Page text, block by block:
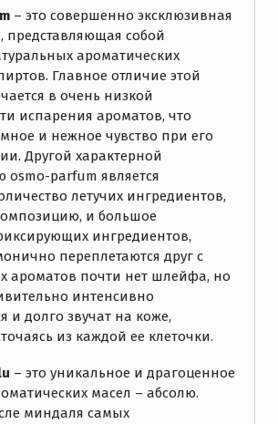
– это совершенно эксклюзивная
собой
ароматических
Главное отличие этой
в очень низкой
испарения ароматов, что
и нежное чувство при его
Другой характерной
оsmo-parfum является
летучих ингредиентов,
и большое
ингредиентов,
переплетаются друг с
ароматов почти нет шлейфа, но
интенсивно
и долго звучат на коже,
из каждой ее клеточки.
– это уникальное и драгоценное
масел – абсолю.
миндаля самых